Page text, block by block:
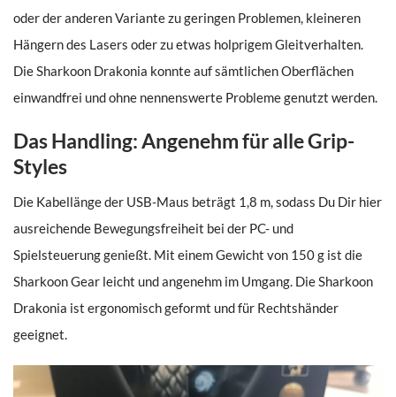
oder der anderen Variante zu geringen Problemen, kleineren
Hängern des Lasers oder zu etwas holprigem Gleitverhalten.
Die Sharkoon Drakonia konnte auf sämtlichen Oberflächen
einwandfrei und ohne nennenswerte Probleme genutzt werden.
Das Handling: Angenehm für alle Grip-
Styles
Die Kabellänge der USB-Maus beträgt 1,8 m, sodass Du Dir hier
ausreichende Bewegungsfreiheit bei der PC- und
Spielsteuerung genießt. Mit einem Gewicht von 150 g ist die
Sharkoon Gear leicht und angenehm im Umgang. Die Sharkoon
Drakonia ist ergonomisch geformt und für Rechtshänder
geeignet.